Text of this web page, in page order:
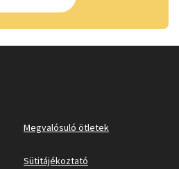
Megvalósuló ötletek
Sütitájékoztató